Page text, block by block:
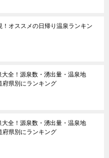
！オススメの日帰り温泉ランキン
大全！源泉数・湧出量・温泉地
府県別にランキング
大全！源泉数・湧出量・温泉地
府県別にランキング